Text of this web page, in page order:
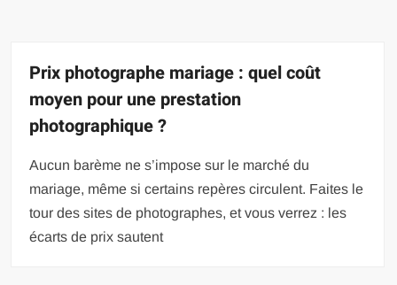
Prix photographe mariage : quel coût
moyen pour une prestation
photographique ?
Aucun barème ne s’impose sur le marché du
mariage, même si certains repères circulent. Faites le
tour des sites de photographes, et vous verrez : les
écarts de prix sautent